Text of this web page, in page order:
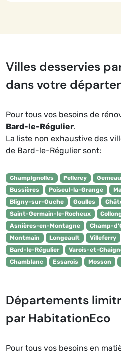
Villes desservies
dans votre
Pour tous vos besoins de
Bard-le-Régulier.
La liste non exhaustive des
de Bard-le-Régulier sont:
Champignolles Pellerey
Bussières
Poiseul-la-Grange
Bligny-sur-Ouche
Goulles
Saint-Germain-le-Rocheux
Asnières-en-Montagne
Champ-
Montmain
Longeault Villeferry
Bard-le-Régulier
Varois-et-
Chamblanc
Essarois Mosson
Départements
par HabitationEco
Pour tous vos besoins en